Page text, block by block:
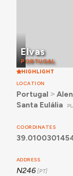
Elvas
PORTUGAL
HIGHLIGHT
LOCATION
Portugal ˃
Santa Eulália
COORDINATES
ADDRESS
N246